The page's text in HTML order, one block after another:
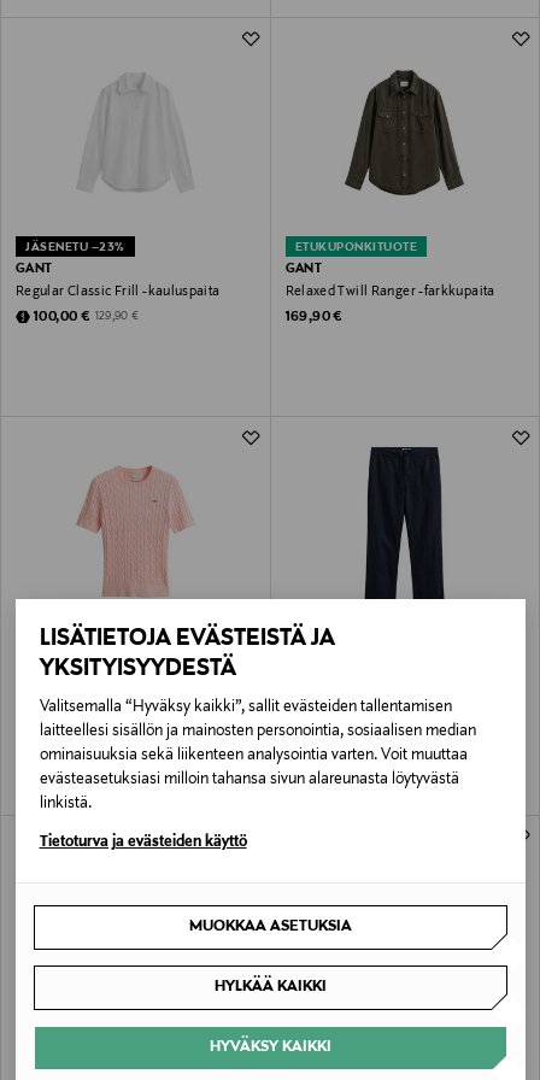
LISÄTIETOJA EVÄSTEISTÄ JA
YKSITYISYYDESTÄ
Valitsemalla “Hyväksy kaikki”, sallit evästeiden tallentamisen
laitteellesi sisällön ja mainosten personointia, sosiaalisen median
ominaisuuksia sekä liikenteen analysointia varten. Voit muuttaa
evästeasetuksiasi milloin tahansa sivun alareunasta löytyvästä
linkistä.
Tietoturva ja evästeiden käyttö
MUOKKAA ASETUKSIA
HYLKÄÄ KAIKKI
HYVÄKSY KAIKKI
JÄSENETU –23%
GANT
Regular Classic Frill -kauluspaita
Discounted Price
100,00 € Original Price
129,90 €
ETUKUPONKITUOTE
GANT
Relaxed Twill Ranger -farkkupaita
Original Price
169,90 €
ALE –41%
GANT
Discounted Price
Original Price
ALE –40%
Discounted Price
Original Price
GANT
ETUKUPONKITUOTE
GANT